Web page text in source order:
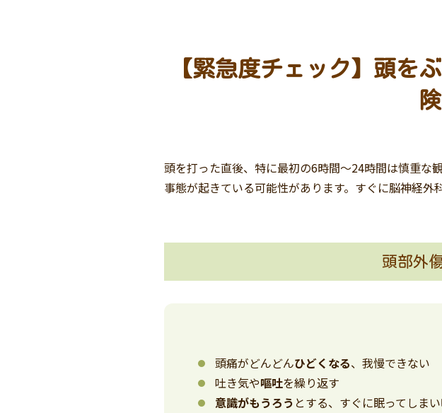
【緊急度チェック】頭を
頭を打った直後、特に最初の6時間～24時間は慎重な
事態が起きている可能性があります。すぐに脳神経外
頭部外
頭痛がどんどんひどくなる、我慢できない
吐き気や嘔吐を繰り返す
意識がもうろう とする、すぐに眠ってしま